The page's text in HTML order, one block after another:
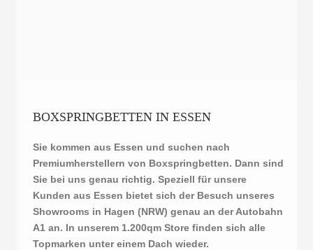
BOXSPRINGBETTEN IN ESSEN
Sie kommen aus Essen und suchen nach
Premiumherstellern von Boxspringbetten. Dann sind
Sie bei uns genau richtig. Speziell für unsere
Kunden aus Essen bietet sich der Besuch unseres
Showrooms in Hagen (NRW) genau an der Autobahn
A1 an. In unserem 1.200qm Store finden sich alle
Topmarken unter einem Dach wieder.